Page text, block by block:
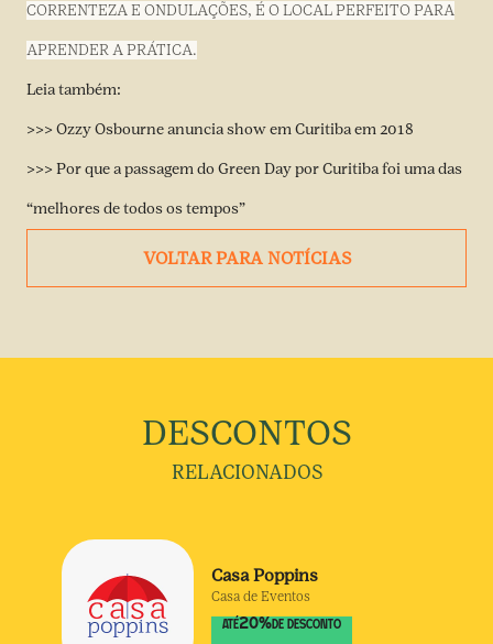
CORRENTEZA E ONDULAÇÕES, É O LOCAL PERFEITO PARA
APRENDER A PRÁTICA.
Leia também:
>>> Ozzy Osbourne anuncia show em Curitiba em 2018
>>> Por que a passagem do Green Day por Curitiba foi uma das
“melhores de todos os tempos”
VOLTAR PARA NOTÍCIAS
DESCONTOS
RELACIONADOS
Casa Poppins
Casa de Eventos
ATÉ20% DE DESCONTO